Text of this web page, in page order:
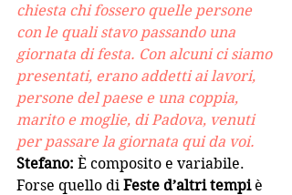
chiesta chi fossero quelle persone
con le quali stavo passando una
giornata di festa. Con alcuni ci siamo
presentati, erano addetti ai lavori,
persone del paese e una coppia,
marito e moglie, di Padova, venuti
per passare la giornata qui da voi.
Stefano: È composito e variabile.
Forse quello di Feste d’altri tempi è